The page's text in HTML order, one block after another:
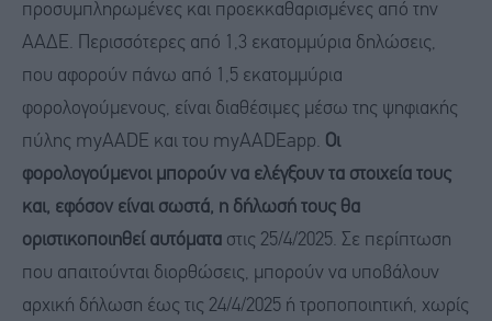
προσυμπληρωμένες και προεκκαθαρισμένες από την
ΑΑΔΕ. Περισσότερες από 1,3 εκατομμύρια δηλώσεις,
που αφορούν πάνω από 1,5 εκατομμύρια
φορολογούμενους, είναι διαθέσιμες μέσω της ψηφιακής
πύλης myAADE και του myAADEapp. Οι
φορολογούμενοι μπορούν να ελέγξουν τα στοιχεία τους
και, εφόσον είναι σωστά, η δήλωσή τους θα
οριστικοποιηθεί αυτόματα στις 25/4/2025. Σε περίπτωση
που απαιτούνται διορθώσεις, μπορούν να υποβάλουν
αρχική δήλωση έως τις 24/4/2025 ή τροποποιητική, χωρίς